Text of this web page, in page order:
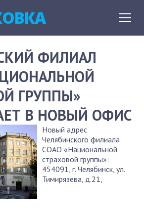
ФИЛИАЛ
ГРУППЫ»
В НОВЫЙ ОФИС
Новый адрес
Челябинского филиала
СОАО «Национальной
страховой группы»:
454091, г. Челябинск, ул.
Тимирязева, д.21,